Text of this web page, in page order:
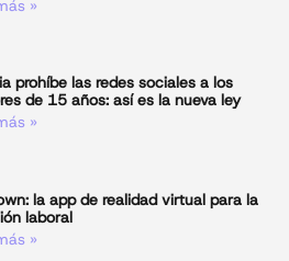
»
prohíbe las redes sociales a los
de 15 años: así es la nueva ley
»
la app de realidad virtual para la
laboral
»